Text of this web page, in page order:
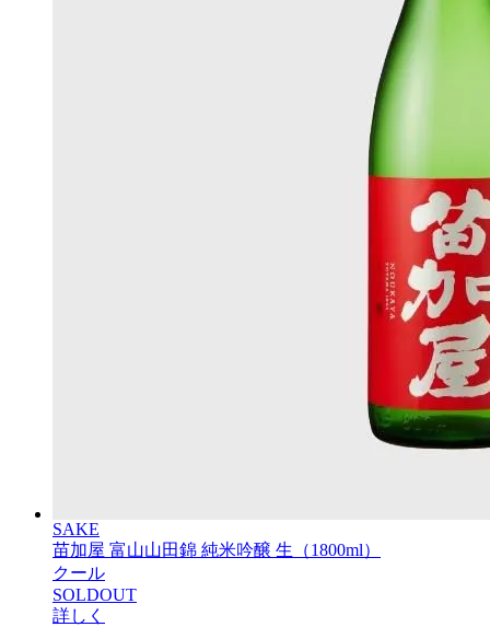
SAKE
苗加屋 富山山田錦 純米吟醸 生（1800ml）
クール
SOLDOUT
詳しく